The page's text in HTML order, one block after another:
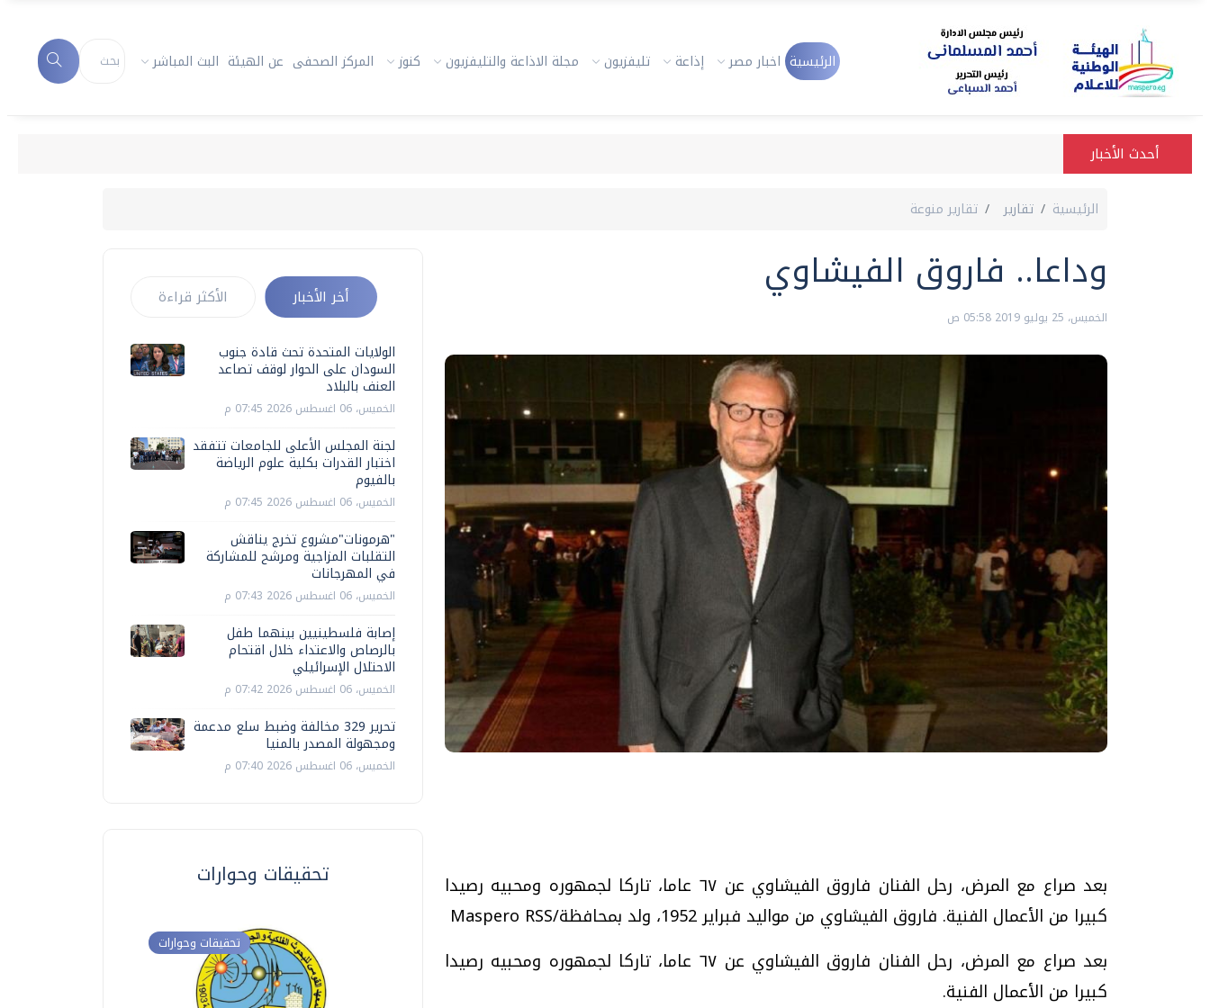
الرئيسية اخبار مصر إذاعة تليفزيون مجلة الاذاعة والتليفزيون كنوز المركز الصحفى عن الهيئة البث المباشر
أحدث الأخبار
الرئيسية تقارير تقارير منوعة
وداعا.. فاروق الفيشاوي
الخميس، 25 يوليو 2019 05:58 ص
بعد صراع مع المرض، رحل الفنان فاروق الفيشاوي عن ٦٧ عاما، تاركا لجمهوره ومحبيه رصيدا
كبيرا من الأعمال الفنية. فاروق الفيشاوي من مواليد فبراير 1952، ولد بمحافظة/Maspero RSS
بعد صراع مع المرض، رحل الفنان فاروق الفيشاوي عن ٦٧ عاما، تاركا لجمهوره ومحبيه رصيدا
كبيرا من الأعمال الفنية.
أخر الأخبار الأكثر قراءة
الولايات المتحدة تحث قادة جنوب
السودان على الحوار لوقف تصاعد
العنف بالبلاد
الخميس، 06 اغسطس 2026 07:45 م
لجنة المجلس الأعلى للجامعات تتفقد
اختبار القدرات بكلية علوم الرياضة
بالفيوم
الخميس، 06 اغسطس 2026 07:45 م
"هرمونات"مشروع تخرج يناقش
التقلبات المزاجية ومرشح للمشاركة
في المهرجانات
الخميس، 06 اغسطس 2026 07:43 م
إصابة فلسطينيين بينهما طفل
بالرصاص والاعتداء خلال اقتحام
الاحتلال الإسرائيلي
الخميس، 06 اغسطس 2026 07:42 م
تحرير 329 مخالفة وضبط سلع مدعمة
ومجهولة المصدر بالمنيا
الخميس، 06 اغسطس 2026 07:40 م
تحقيقات وحوارات
تحقيقات وحوارات